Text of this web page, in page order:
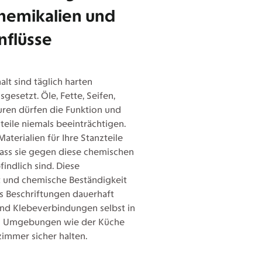
und
sind täglich harten
Öle, Fette, Seifen,
dürfen die Funktion und
niemals beeinträchtigen.
für Ihre Stanzteile
sie gegen diese chemischen
sind. Diese
chemische Beständigkeit
Beschriftungen dauerhaft
Klebeverbindungen selbst in
Umgebungen wie der Küche
sicher halten.